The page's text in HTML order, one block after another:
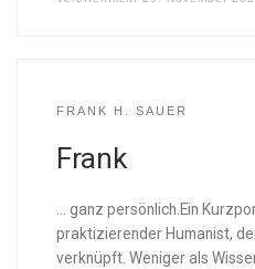
FRANK H. SAUER
Frank
… ganz persönlich.Ein
praktizierender Humanist,
verknüpft. Weniger als